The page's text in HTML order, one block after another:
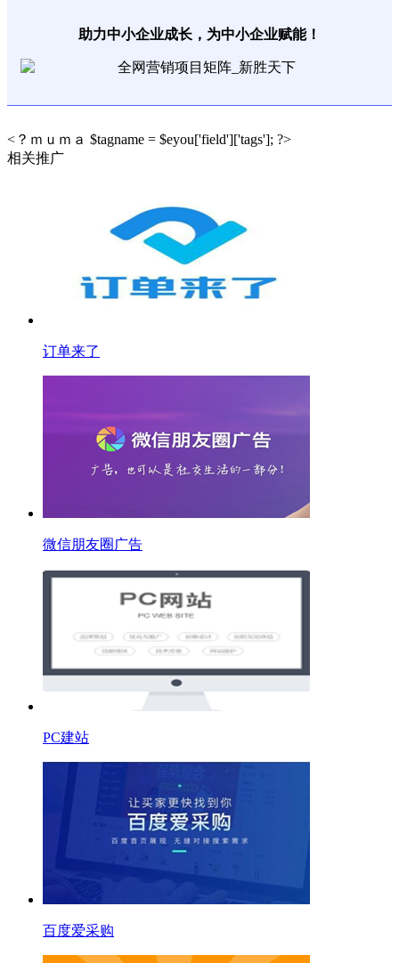
助力中小企业成长，为中小企业赋能！
<？ｍｕｍａ $tagname = $eyou['field']['tags']; ?>
相关推广
订单来了
微信朋友圈广告
PC建站
百度爱采购